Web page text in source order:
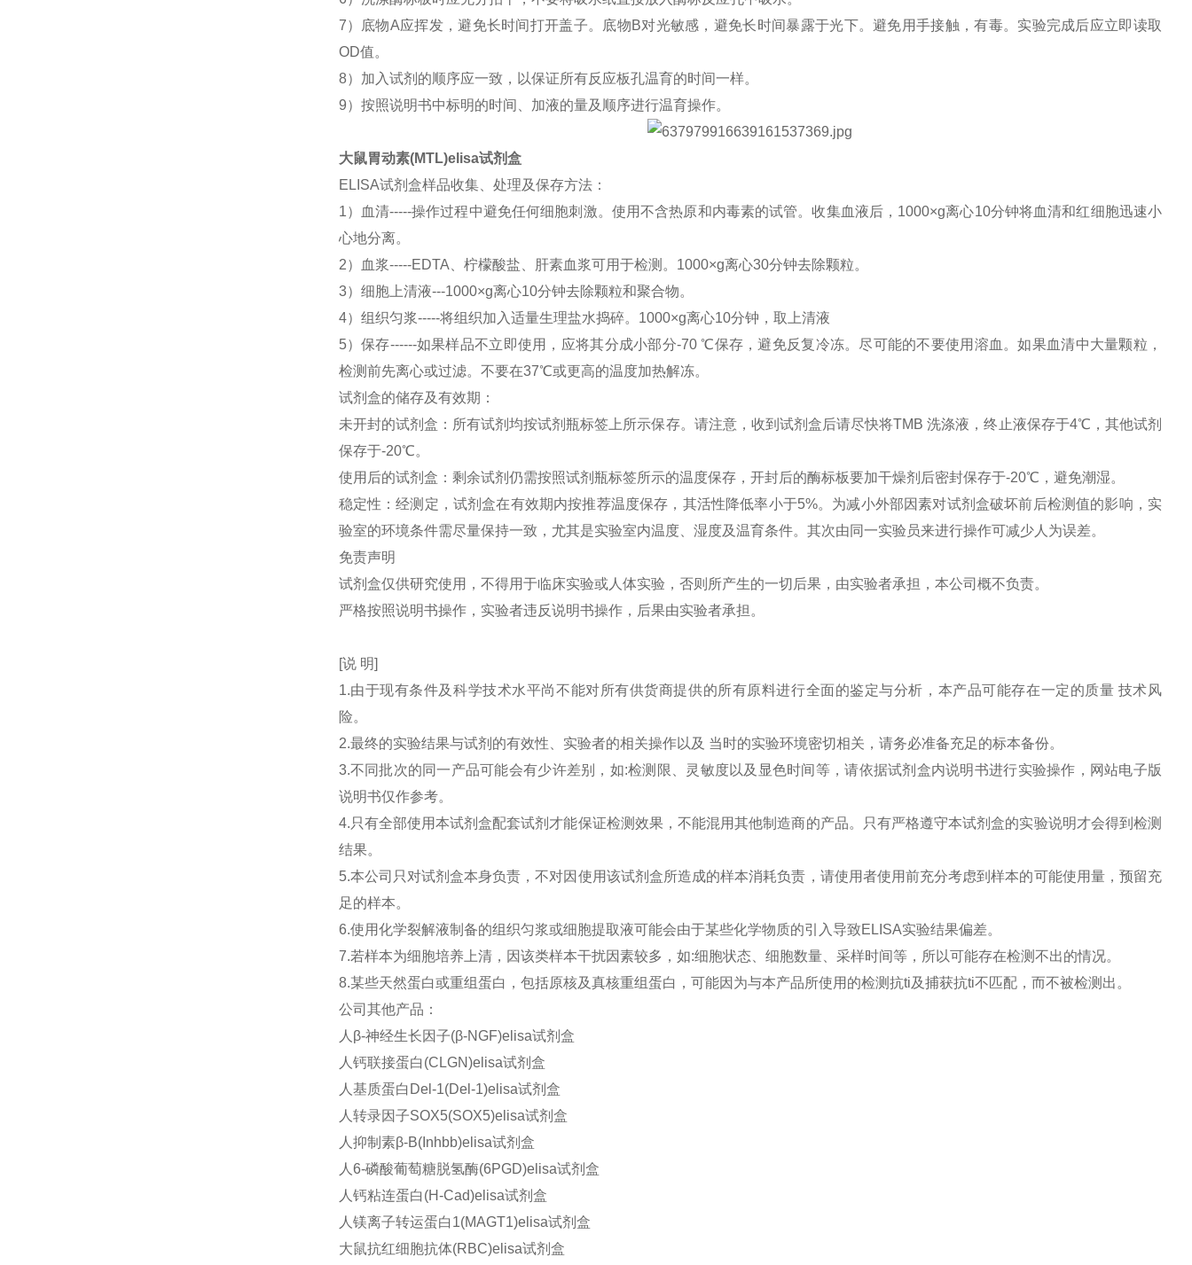
7）底物A应挥发，避免长时间打开盖子。底物B对光敏感，避免长时间暴露于光下。避免用手接触，有毒。实验完成后应立即读取
OD值。
8）加入试剂的顺序应一致，以保证所有反应板孔温育的时间一样。
9）按照说明书中标明的时间、加液的量及顺序进行温育操作。
大鼠胃动素(MTL)elisa试剂盒
ELISA试剂盒样品收集、处理及保存方法：
1）血清-----操作过程中避免任何细胞刺激。使用不含热原和内毒素的试管。收集血液后，1000×g离心10分钟将血清和红细胞迅速小
心地分离。
2）血浆-----EDTA、柠檬酸盐、肝素血浆可用于检测。1000×g离心30分钟去除颗粒。
3）细胞上清液---1000×g离心10分钟去除颗粒和聚合物。
4）组织匀浆-----将组织加入适量生理盐水捣碎。1000×g离心10分钟，取上清液
5）保存------如果样品不立即使用，应将其分成小部分-70 ℃保存，避免反复冷冻。尽可能的不要使用溶血。如果血清中大量颗粒，
检测前先离心或过滤。不要在37℃或更高的温度加热解冻。
试剂盒的储存及有效期：
未开封的试剂盒：所有试剂均按试剂瓶标签上所示保存。请注意，收到试剂盒后请尽快将TMB 洗涤液，终止液保存于4℃，其他试剂
保存于-20℃。
使用后的试剂盒：剩余试剂仍需按照试剂瓶标签所示的温度保存，开封后的酶标板要加干燥剂后密封保存于-20℃，避免潮湿。
稳定性：经测定，试剂盒在有效期内按推荐温度保存，其活性降低率小于5%。为减小外部因素对试剂盒破坏前后检测值的影响，实
验室的环境条件需尽量保持一致，尤其是实验室内温度、湿度及温育条件。其次由同一实验员来进行操作可减少人为误差。
免责声明
试剂盒仅供研究使用，不得用于临床实验或人体实验，否则所产生的一切后果，由实验者承担，本公司概不负责。
严格按照说明书操作，实验者违反说明书操作，后果由实验者承担。
[说 明]
1.由于现有条件及科学技术水平尚不能对所有供货商提供的所有原料进行全面的鉴定与分析，本产品可能存在一定的质量 技术风
险。
2.最终的实验结果与试剂的有效性、实验者的相关操作以及 当时的实验环境密切相关，请务必准备充足的标本备份。
3.不同批次的同一产品可能会有少许差别，如:检测限、灵敏度以及显色时间等，请依据试剂盒内说明书进行实验操作，网站电子版
说明书仅作参考。
4.只有全部使用本试剂盒配套试剂才能保证检测效果，不能混用其他制造商的产品。只有严格遵守本试剂盒的实验说明才会得到检测
结果。
5.本公司只对试剂盒本身负责，不对因使用该试剂盒所造成的样本消耗负责，请使用者使用前充分考虑到样本的可能使用量，预留充
足的样本。
6.使用化学裂解液制备的组织匀浆或细胞提取液可能会由于某些化学物质的引入导致ELISA实验结果偏差。
7.若样本为细胞培养上清，因该类样本干扰因素较多，如:细胞状态、细胞数量、采样时间等，所以可能存在检测不出的情况。
8.某些天然蛋白或重组蛋白，包括原核及真核重组蛋白，可能因为与本产品所使用的检测抗ti及捕获抗ti不匹配，而不被检测出。
公司其他产品：
人β-神经生长因子(β-NGF)elisa试剂盒
人钙联接蛋白(CLGN)elisa试剂盒
人基质蛋白Del-1(Del-1)elisa试剂盒
人转录因子SOX5(SOX5)elisa试剂盒
人抑制素β-B(Inhbb)elisa试剂盒
人6-磷酸葡萄糖脱氢酶(6PGD)elisa试剂盒
人钙粘连蛋白(H-Cad)elisa试剂盒
人镁离子转运蛋白1(MAGT1)elisa试剂盒
大鼠抗红细胞抗体(RBC)elisa试剂盒